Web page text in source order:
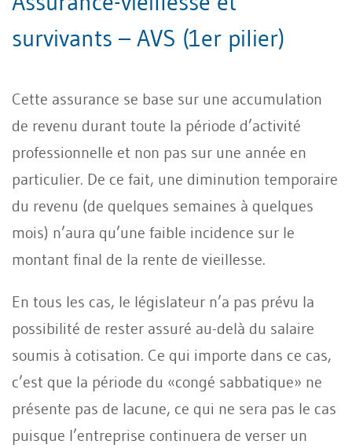
survivants – AVS (1er pilier)
Cette assurance se base sur une accumulation
de revenu durant toute la période d’activité
professionnelle et non pas sur une année en
particulier. De ce fait, une diminution temporaire
du revenu (de quelques semaines à quelques
mois) n’aura qu’une faible incidence sur le
montant final de la rente de vieillesse.
En tous les cas, le législateur n’a pas prévu la
possibilité de rester assuré au-delà du salaire
soumis à cotisation. Ce qui importe dans ce cas,
c’est que la période du «congé sabbatique» ne
présente pas de lacune, ce qui ne sera pas le cas
puisque l’entreprise continuera de verser un